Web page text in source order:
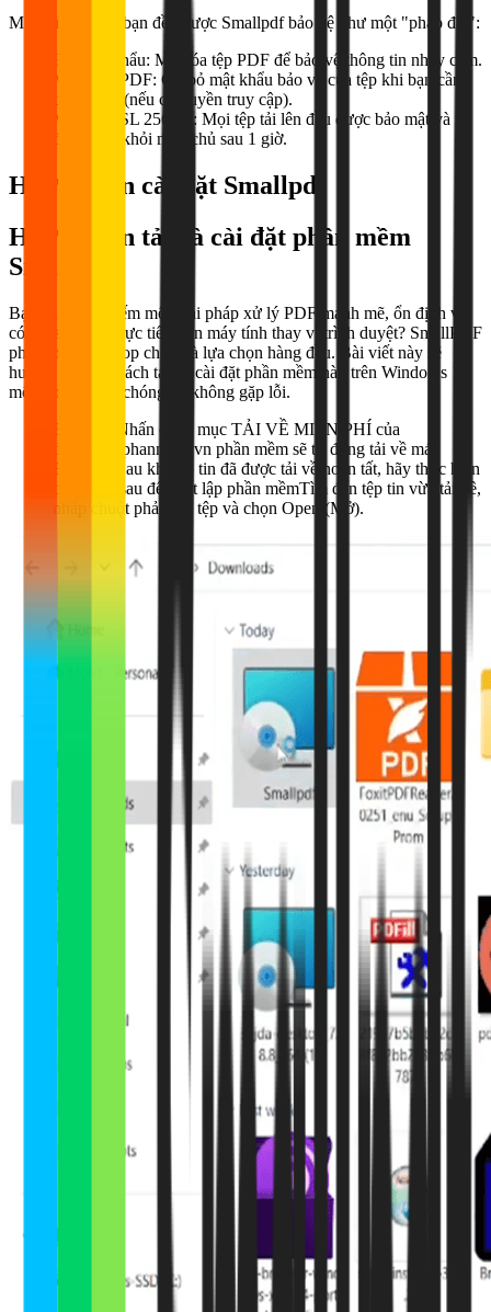
Mọi dữ liệu của bạn đều được Smallpdf bảo vệ như một "pháo đài":
Đặt mật khẩu: Mã hóa tệp PDF để bảo vệ thông tin nhạy cảm.
Mở khóa PDF: Gỡ bỏ mật khẩu bảo vệ của tệp khi bạn cần
chỉnh sửa (nếu có quyền truy cập).
Mã hóa SSL 256-bit: Mọi tệp tải lên đều được bảo mật và tự
động xóa khỏi máy chủ sau 1 giờ.
Hướng dẫn cài đặt Smallpdf
Hướng dẫn tải và cài đặt phần mềm
Smallpdf
Bạn đang tìm kiếm một giải pháp xử lý PDF mạnh mẽ, ổn định và
có thể sử dụng trực tiếp trên máy tính thay vì trình duyệt? SmallPDF
phiên bản Desktop chính là lựa chọn hàng đầu. Bài viết này sẽ
hướng dẫn bạn cách tải và cài đặt phần mềm này trên Windows 11
một cách nhanh chóng và không gặp lỗi.
Bước 1:
Nhấn chọn mục TẢI VỀ MIỄN PHÍ của
downloadphanmem.vn phần mềm sẽ tự động tải về máy
Bước 2:
Sau khi tệp tin đã được tải về hoàn tất, hãy thực hiện
các bước sau để thiết lập phần mềmTìm đến tệp tin vừa tải về,
nhấp chuột phải vào tệp và chọn Open (Mở).